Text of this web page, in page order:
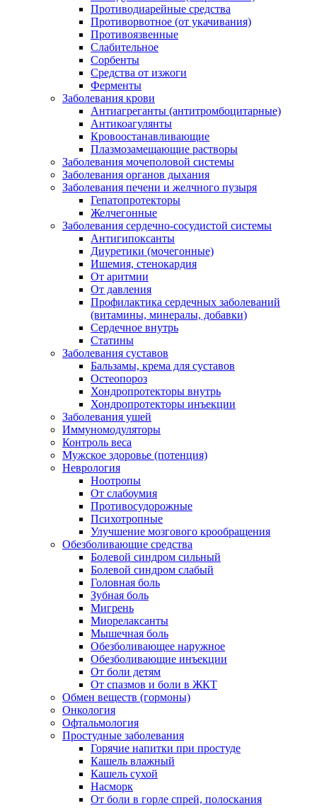
Противодиарейные средства
Противорвотное (от укачивания)
Противоязвенные
Слабительное
Сорбенты
Средства от изжоги
Ферменты
Заболевания крови
Антиагреганты (антитромбоцитарные)
Антикоагулянты
Кровоостанавливающие
Плазмозамещающие растворы
Заболевания мочеполовой системы
Заболевания органов дыхания
Заболевания печени и желчного пузыря
Гепатопротекторы
Желчегонные
Заболевания сердечно-сосудистой системы
Антигипоксанты
Диуретики (мочегонные)
Ишемия, стенокардия
От аритмии
От давления
Профилактика сердечных заболеваний
(витамины, минералы, добавки)
Сердечное внутрь
Статины
Заболевания суставов
Бальзамы, крема для суставов
Остеопороз
Хондропротекторы внутрь
Хондропротекторы инъекции
Заболевания ушей
Иммуномодуляторы
Контроль веса
Мужское здоровье (потенция)
Неврология
Ноотропы
От слабоумия
Противосудорожные
Психотропные
Улучшение мозгового крообращения
Обезболивающие средства
Болевой синдром сильный
Болевой синдром слабый
Головная боль
Зубная боль
Мигрень
Миорелаксанты
Мышечная боль
Обезболивающее наружное
Обезболивающие инъекции
От боли детям
От спазмов и боли в ЖКТ
Обмен веществ (гормоны)
Онкология
Офтальмология
Простудные заболевания
Горячие напитки при простуде
Кашель влажный
Кашель сухой
Насморк
От боли в горле спрей, полоскания